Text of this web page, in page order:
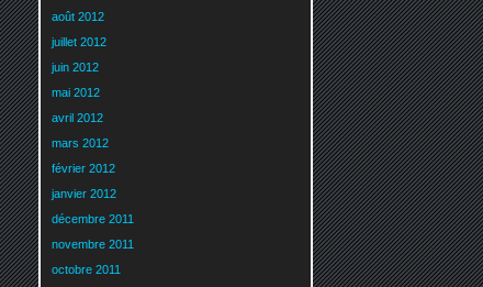
août 2012
juillet 2012
juin 2012
mai 2012
avril 2012
mars 2012
février 2012
janvier 2012
décembre 2011
novembre 2011
octobre 2011